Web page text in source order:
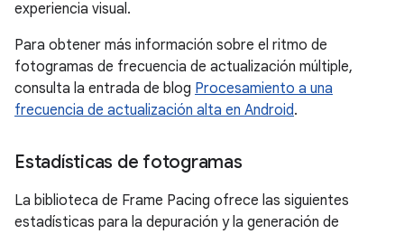
experiencia visual.
Para obtener más información sobre el ritmo de
fotogramas de frecuencia de actualización múltiple,
consulta la entrada de blog Procesamiento a una
frecuencia de actualización alta en Android.
Estadísticas de fotogramas
La biblioteca de Frame Pacing ofrece las siguientes
estadísticas para la depuración y la generación de